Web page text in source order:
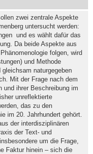
zwei zentrale Aspekte
untersucht werden:
und es wählt dafür das
Da beide Aspekte aus
folgen, wird
und Methode
naturgegeben
Mit der Frage nach dem
und ihrer Beschreibung im
unreflektierte
das zu den
im 20. Jahrhundert gehört.
der interdisziplinären
der Text- und
um die Frage,
Faktur hinein – sich die